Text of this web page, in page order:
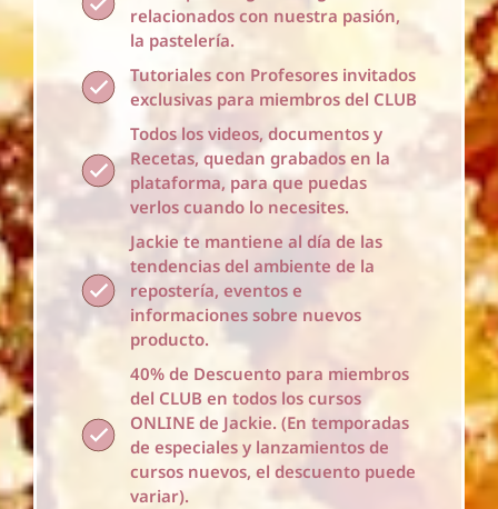
relacionados con nuestra pasión,
la pastelería.
Tutoriales con Profesores invitados
exclusivas para miembros del CLUB
Todos los videos, documentos y
Recetas, quedan grabados en la
plataforma, para que puedas
verlos cuando lo necesites.
Jackie te mantiene al día de las
tendencias del ambiente de la
repostería, eventos e
informaciones sobre nuevos
producto.
40% de Descuento para miembros
del CLUB en todos los cursos
ONLINE de Jackie. (En temporadas
de especiales y lanzamientos de
cursos nuevos, el descuento puede
variar).